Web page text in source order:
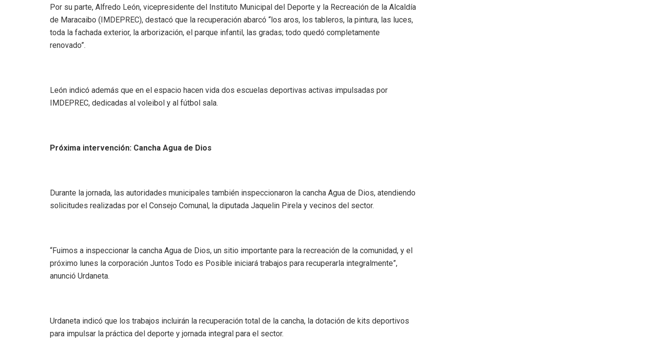
‎Por su parte, Alfredo León, vicepresidente del Instituto Municipal del Deporte y la Recreación de la Alcaldía
de Maracaibo (IMDEPREC), destacó que la recuperación abarcó “los aros, los tableros, la pintura, las luces,
toda la fachada exterior, la arborización, el parque infantil, las gradas; todo quedó completamente
renovado”.
‎León indicó además que en el espacio hacen vida dos escuelas deportivas activas impulsadas por
IMDEPREC, dedicadas al voleibol y al fútbol sala.
‎Próxima intervención: Cancha Agua de Dios
‎Durante la jornada, las autoridades municipales también inspeccionaron la cancha Agua de Dios, atendiendo
solicitudes realizadas por el Consejo Comunal, la diputada Jaquelin Pirela y vecinos del sector.
‎“Fuimos a inspeccionar la cancha Agua de Dios, un sitio importante para la recreación de la comunidad, y el
próximo lunes la corporación Juntos Todo es Posible iniciará trabajos para recuperarla integralmente”,
anunció Urdaneta.
‎Urdaneta indicó que los trabajos incluirán la recuperación total de la cancha, la dotación de kits deportivos
para impulsar la práctica del deporte y jornada integral para el sector.